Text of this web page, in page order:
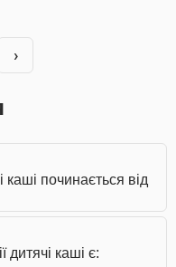
›
каші починається від
дитячі каші є: